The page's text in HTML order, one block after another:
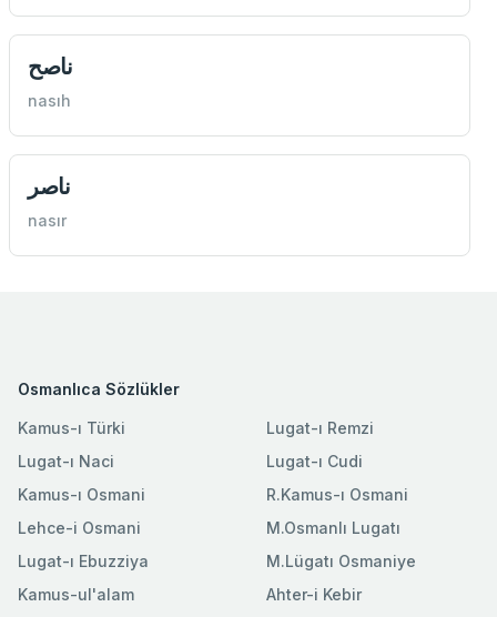
ناصح
nasıh
ناصر
nasır
Osmanlıca Sözlükler
Kamus-ı Türki
Lugat-ı Naci
Kamus-ı Osmani
Lehce-i Osmani
Lugat-ı Ebuzziya
Lugat-ı Remzi
Lugat-ı Cudi
R.Kamus-ı Osmani
M.Osmanlı Lugatı
M.Lügatı Osmaniye
Kamus-ul'alam
Ahter-i Kebir